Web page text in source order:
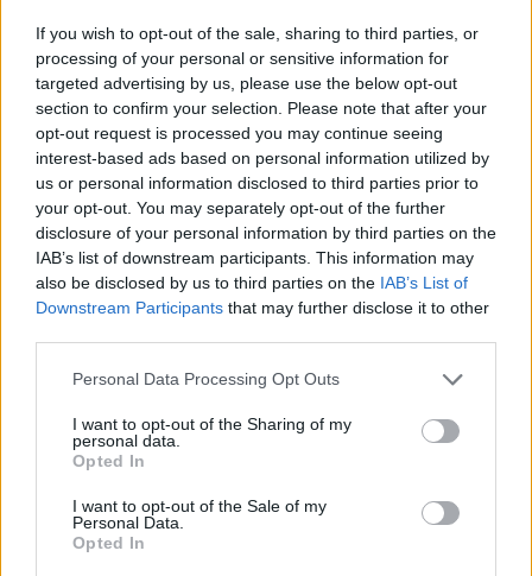
If you wish to opt-out of the sale, sharing to third parties, or
processing of your personal or sensitive information for
targeted advertising by us, please use the below opt-out
section to confirm your selection. Please note that after your
opt-out request is processed you may continue seeing
interest-based ads based on personal information utilized by
us or personal information disclosed to third parties prior to
your opt-out. You may separately opt-out of the further
disclosure of your personal information by third parties on the
IAB’s list of downstream participants. This information may
also be disclosed by us to third parties on the IAB’s List of
Downstream Participants that may further disclose it to other
Personal Data Processing Opt Outs
I want to opt-out of the Sharing of my
personal data.
Opted In
I want to opt-out of the Sale of my
Personal Data.
Opted In
Tetszett a cikk? Iratkozz fel hírlevelünkre
Ha szeretnéd megkapni legfrissebb cikkeinket az érettségiről, az
egyetemi-főiskolai és a középiskolai felvételiről, ha érdekelnek a
felsőoktatás, a közoktatás, a nyelvoktatás és a felnőttképzés
legfontosabb változásai,iratkozz fel hírleveleinkre.